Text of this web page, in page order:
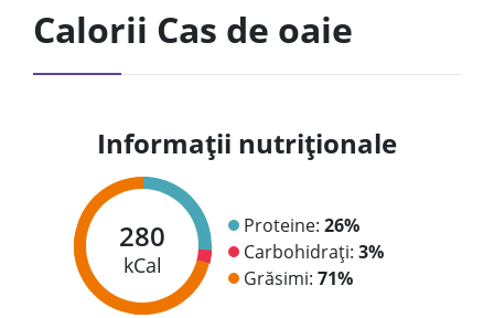
Calorii Cas de oaie
Informații nutriționale
280
kCal
Proteine: 26%
Carbohidrați: 3%
Grăsimi: 71%